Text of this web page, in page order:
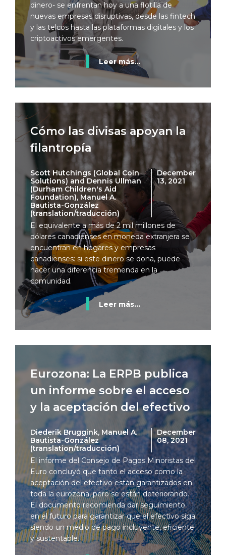
dinero- se enfrentan hoy a una flotilla de
nuevas empresas disruptivas, desde las fintech
y las telcos hasta las plataformas digitales y los
criptoactivos emergentes.
Leer más...
Cómo las divisas apoyan la
filantropía
Scott Hutchings (Global Coin
Solutions) and Dennis Ullman
(Durham Children's Aid
Foundation), Manuel A.
Bautista-González
(translation/traducción)
December
13, 2021
El equivalente a más de 2 mil millones de
dólares canadienses en moneda extranjera se
encuentran en hogares y empresas
canadienses: si este dinero se dona, puede
hacer una diferencia tremenda en la
comunidad.
Leer más...
Eurozona: La ERPB publica
un informe sobre el acceso
y la aceptación del efectivo
Diederik Bruggink, Manuel A.
Bautista-González
(translation/traducción)
December
08, 2021
El informe del Consejo de Pagos Minoristas del
Euro concluyó que tanto el acceso como la
aceptación del efectivo están garantizados en
toda la eurozona, pero se están deteriorando.
El documento recomienda dar seguimiento
en el futuro para garantizar que el efectivo siga
siendo un medio de pago incluyente, eficiente
y sustentable.